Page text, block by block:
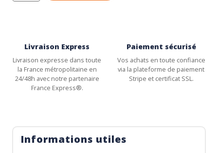
Livraison Express
Livraison expresse dans toute
la France métropolitaine en
24/48h avec notre partenaire
France Express®.
Paiement sécurisé
Vos achats en toute confiance
via la plateforme de paiement
Stripe et certificat SSL.
Informations utiles